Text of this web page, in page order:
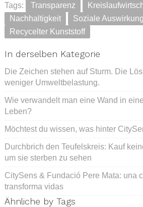
Tags: Transparenz
Nachhaltigkeit
Soziale
Recycelter Kunststoff
In derselben Kategorie
Die Zeichen stehen auf Sturm. Die
weniger Umweltbelastung.
Wie verwandelt man eine Wand in
Leben?
Möchtest du wissen, was hinter
Durchbrich den Teufelskreis: Kauf
um sie sterben zu sehen
CitySens & Fundació Pere Mata: una
transforma vidas
Ähnliche by Tags